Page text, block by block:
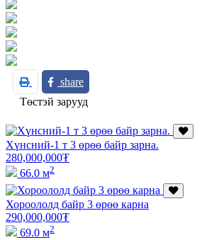
share
Төстэй зарууд
Хүнсний-1 т 3 өрөө байр зарна.
280,000,000₮
66.0 м2
Хороололд байр 3 өрөө карна
290,000,000₮
69.0 м2